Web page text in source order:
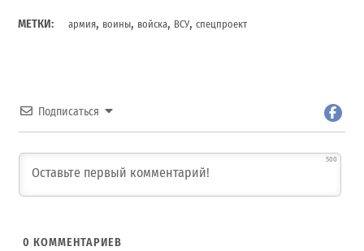
МЕТКИ: армия, воины, войска, ВСУ,спецпроект
Подписаться
500
0 КОММЕНТАРИЕВ